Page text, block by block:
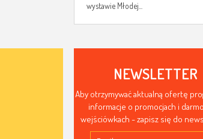
wystawie Młodej...
NEWSLETTER
Aby otrzymywać aktualną ofertę
informacje o promocjach i
wejściówkach - zapisz się do